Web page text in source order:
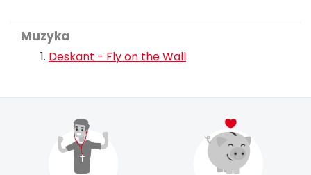
Muzyka
Deskant - Fly on the Wall